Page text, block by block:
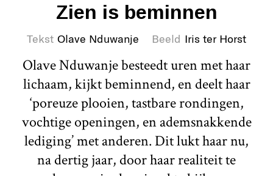
Zien is beminnen
Tekst Olave Nduwanje Beeld Iris ter Horst
Olave Nduwanje besteedt uren met haar
lichaam, kijkt beminnend, en deelt haar
‘poreuze plooien, tastbare rondingen,
vochtige openingen, en ademsnakkende
lediging’ met anderen. Dit lukt haar nu,
na dertig jaar, door haar realiteit te